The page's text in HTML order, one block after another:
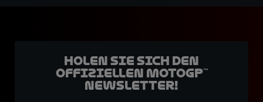
Holen Sie sich den
offiziellen MotoGP™
Newsletter!